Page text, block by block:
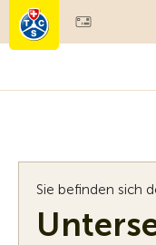
Mitgliedschaft &
Sie befinden sich